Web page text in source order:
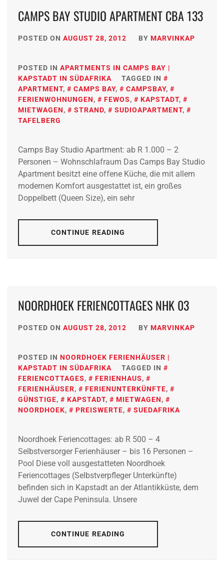
CAMPS BAY STUDIO APARTMENT CBA 133
POSTED ON AUGUST 28, 2012 BY MARVINKAP
POSTED IN APARTMENTS IN CAMPS BAY |
KAPSTADT IN SÜDAFRIKA
TAGGED IN
APARTMENT, CAMPS BAY, CAMPSBAY,
FERIENWOHNUNGEN, FEWOS, KAPSTADT,
MIETWAGEN, STRAND, SUDIOAPARTMENT,
TAFELBERG
Camps Bay Studio Apartment: ab R 1.000 – 2
Personen – Wohnschlafraum Das Camps Bay Studio
Apartment besitzt eine offene Küche, die mit allem
modernen Komfort ausgestattet ist, ein großes
Doppelbett (Queen Size), ein sehr
CONTINUE READING
NOORDHOEK FERIENCOTTAGES NHK 03
POSTED ON AUGUST 28, 2012 BY MARVINKAP
POSTED IN NOORDHOEK FERIENHÄUSER |
KAPSTADT IN SÜDAFRIKA
TAGGED IN
FERIENCOTTAGES, FERIENHAUS,
FERIENHÄUSER, FERIENUNTERKÜNFTE,
GÜNSTIGE, KAPSTADT, MIETWAGEN,
NOORDHOEK, PREISWERTE, SUEDAFRIKA
Noordhoek Feriencottages: ab R 500 – 4
Selbstversorger Ferienhäuser – bis 16 Personen –
Pool Diese voll ausgestatteten Noordhoek
Feriencottages (Selbstverpfleger Unterkünfte)
befinden sich in Kapstadt an der Atlantikküste, dem
Juwel der Cape Peninsula. Unsere
CONTINUE READING